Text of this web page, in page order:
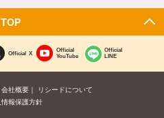
TOP
Official X
Official
YouTube
Official
LINE
会社概要
リシードについて
情報保護方針